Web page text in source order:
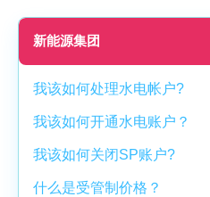
新能源集团
我该如何处理水电帐户?
我该如何开通水电账户？
我该如何关闭SP账户?
什么是受管制价格？